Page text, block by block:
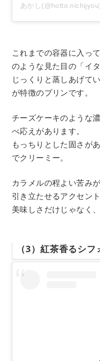
あかし
これまでの容器に入っ
のような見た目の「イ
じっくりと蒸しあげて
が特徴のプリンです。
チーズケーキのような
べ応えがあります。
もっちりとした固さが
でクリーミー。
カラメルの程よい苦み
引き立たせるアクセント
美味しさだけじゃなく
（3）紅茶香るシフ